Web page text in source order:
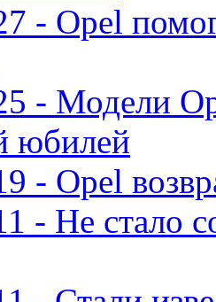
- Opel
- Модели
юбилей
- Opel
- Не стало